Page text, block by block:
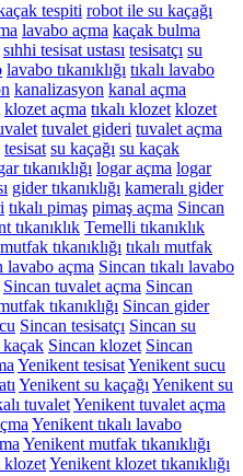
tespiti robot ile su kaçağı
lavabo açma kaçak bulma
sıhhi tesisat ustası tesisatçı su
lavabo tıkanıklığı tıkalı lavabo
kanalizasyon kanal açma
klozet açma tıkalı klozet klozet
tuvalet gideri tuvalet açma
tesisat su kaçağı su kaçak
tıkanıklığı logar açma logar
gider tıkanıklığı kameralı gider
tıkalı pimaş pimaş açma Sincan
tıkanıklık Temelli tıkanıklık
mutfak tıkanıklığı tıkalı mutfak
lavabo açma Sincan tıkalı lavabo
Sincan tuvalet açma Sincan
tıkanıklığı Sincan gider
Sincan tesisatçı Sincan su
kaçak Sincan klozet Sincan
Yenikent tesisatYenikent sucu
Yenikent su kaçağı Yenikent su
tuvaletYenikent tuvalet açma
Yenikent tıkalı lavabo
Yenikent mutfak tıkanıklığı
klozetYenikent klozet tıkanıklığı